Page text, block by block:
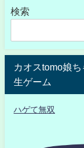
検索
カオスtomo娘
生ゲーム
ハゲて無双